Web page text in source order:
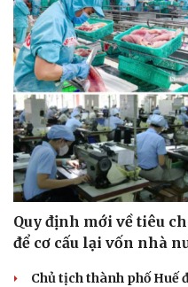
Quy định mới về tiêu
để cơ cấu lại vốn nhà
Chủ tịch thành phố Huế